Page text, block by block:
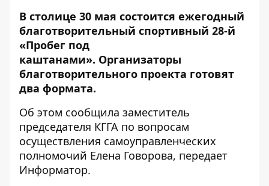
В столице 30 мая состоится ежегодный
благотворительный спортивный 28-й
«Пробег под
каштанами». Организаторы
благотворительного проекта готовят
два формата.
Об этом сообщила заместитель
председателя КГГА по вопросам
осуществления самоуправленческих
полномочий Елена Говорова, передает
Информатор.